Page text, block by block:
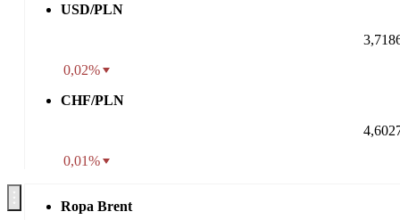
USD/PLN
0,02%
CHF/PLN
0,01%
Ropa Brent